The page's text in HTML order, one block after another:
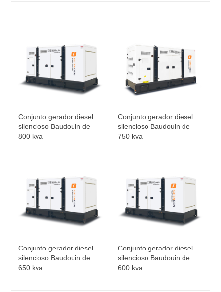
Conjunto gerador diesel
silencioso Baudouin de
800 kva
Conjunto gerador diesel
silencioso Baudouin de
750 kva
Conjunto gerador diesel
silencioso Baudouin de
650 kva
Conjunto gerador diesel
silencioso Baudouin de
600 kva